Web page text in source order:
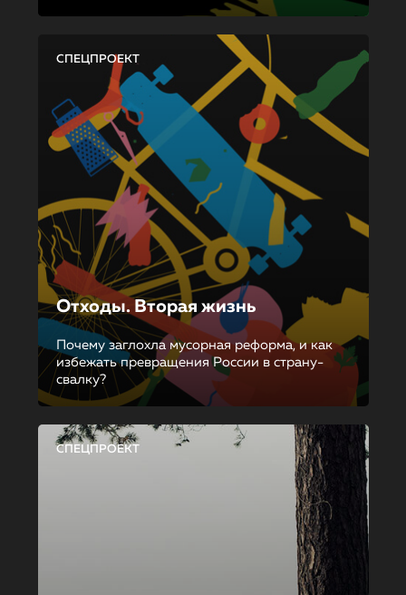
СПЕЦПРОЕКТ
Отходы. Вторая жизнь
Почему заглохла мусорная реформа, и как
избежать превращения России в страну-
свалку?
СПЕЦПРОЕКТ